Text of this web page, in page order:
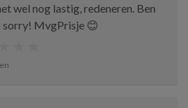
wel nog lastig, redeneren. Ben
sorry! MvgPrisje 😊